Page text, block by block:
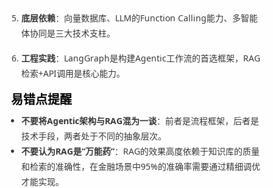
底层依赖：向量数据库、LLM的Function Calling能力、多智能
体协同是三大技术支柱。
工程实践：LangGraph是构建Agentic工作流的首选框架，RAG
检索+API调用是核心能力。
易错点提醒
不要将Agentic架构与RAG混为一谈：前者是流程框架，后者是
技术手段，两者处于不同的抽象层次。
不要认为RAG是“万能药”：RAG的效果高度依赖于知识库的质量
和检索的准确性，在金融场景中95%的准确率需要通过精细调优
才能实现。